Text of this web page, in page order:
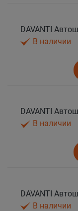
В наличии
В наличии
В наличии